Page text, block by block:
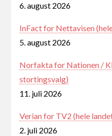
6. august 2026
InFact for Nettavisen
5. august 2026
Norfakta for Nationen /
stortingsvalg)
11. juli 2026
Verian for TV2 (hele
2. juli 2026